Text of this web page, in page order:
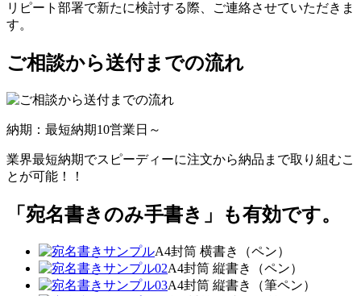
リピート部署で新たに検討する際、ご連絡させていただきま
す。
ご相談から送付までの流れ
納期：最短納期10営業日～
業界最短納期でスピーディーに注文から納品まで取り組むこ
とが可能！！
「宛名書きのみ手書き」も有効です。
A4封筒 横書き（ペン）
A4封筒 縦書き（ペン）
A4封筒 縦書き（筆ペン）